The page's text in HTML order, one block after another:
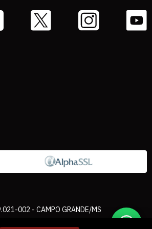
002 - CAMPO GRANDE/MS